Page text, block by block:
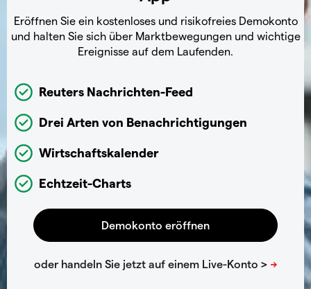
Eröffnen Sie ein kostenloses und risikofreies Demokonto
und halten Sie sich über Marktbewegungen und wichtige
Ereignisse auf dem Laufenden.
Reuters Nachrichten-Feed
Drei Arten von Benachrichtigungen
Wirtschaftskalender
Echtzeit-Charts